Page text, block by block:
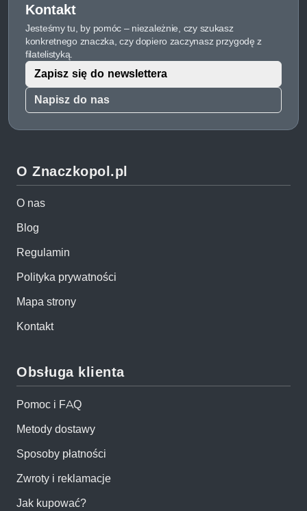
Kontakt
Jesteśmy tu, by pomóc – niezależnie, czy szukasz
konkretnego znaczka, czy dopiero zaczynasz przygodę z
filatelistyką.
Napisz do nas
Zapisz się do newslettera
O Znaczkopol.pl
O nas
Blog
Regulamin
Polityka prywatności
Mapa strony
Kontakt
Obsługa klienta
Pomoc i FAQ
Metody dostawy
Sposoby płatności
Zwroty i reklamacje
Jak kupować?